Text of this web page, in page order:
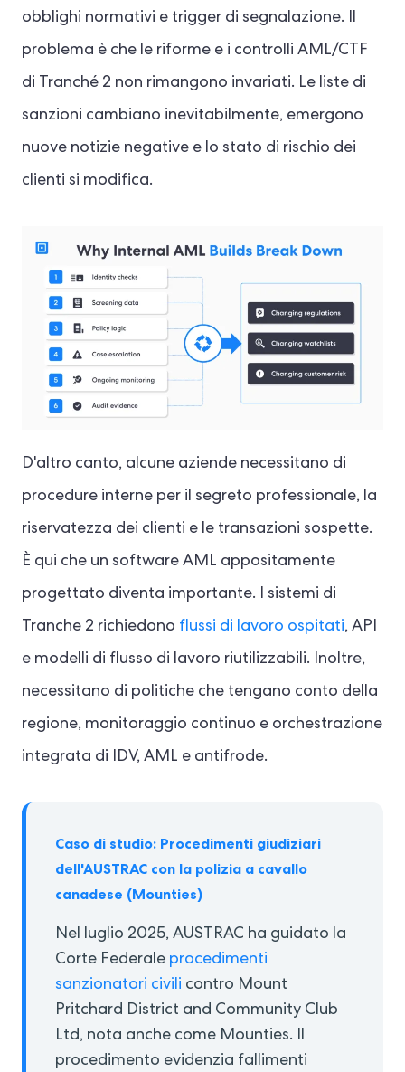
obblighi normativi e trigger di segnalazione. Il
problema è che le riforme e i controlli AML/CTF
di Tranché 2 non rimangono invariati. Le liste di
sanzioni cambiano inevitabilmente, emergono
nuove notizie negative e lo stato di rischio dei
clienti si modifica.
D'altro canto, alcune aziende necessitano di
procedure interne per il segreto professionale, la
riservatezza dei clienti e le transazioni sospette.
È qui che un software AML appositamente
progettato diventa importante. I sistemi di
Tranche 2 richiedono flussi di lavoro ospitati, API
e modelli di flusso di lavoro riutilizzabili. Inoltre,
necessitano di politiche che tengano conto della
regione, monitoraggio continuo e orchestrazione
integrata di IDV, AML e antifrode.
Caso di studio: Procedimenti giudiziari
dell'AUSTRAC con la polizia a cavallo
canadese (Mounties)
Nel luglio 2025, AUSTRAC ha guidato la
Corte Federale procedimenti
sanzionatori civili contro Mount
Pritchard District and Community Club
Ltd, nota anche come Mounties. Il
procedimento evidenzia fallimenti